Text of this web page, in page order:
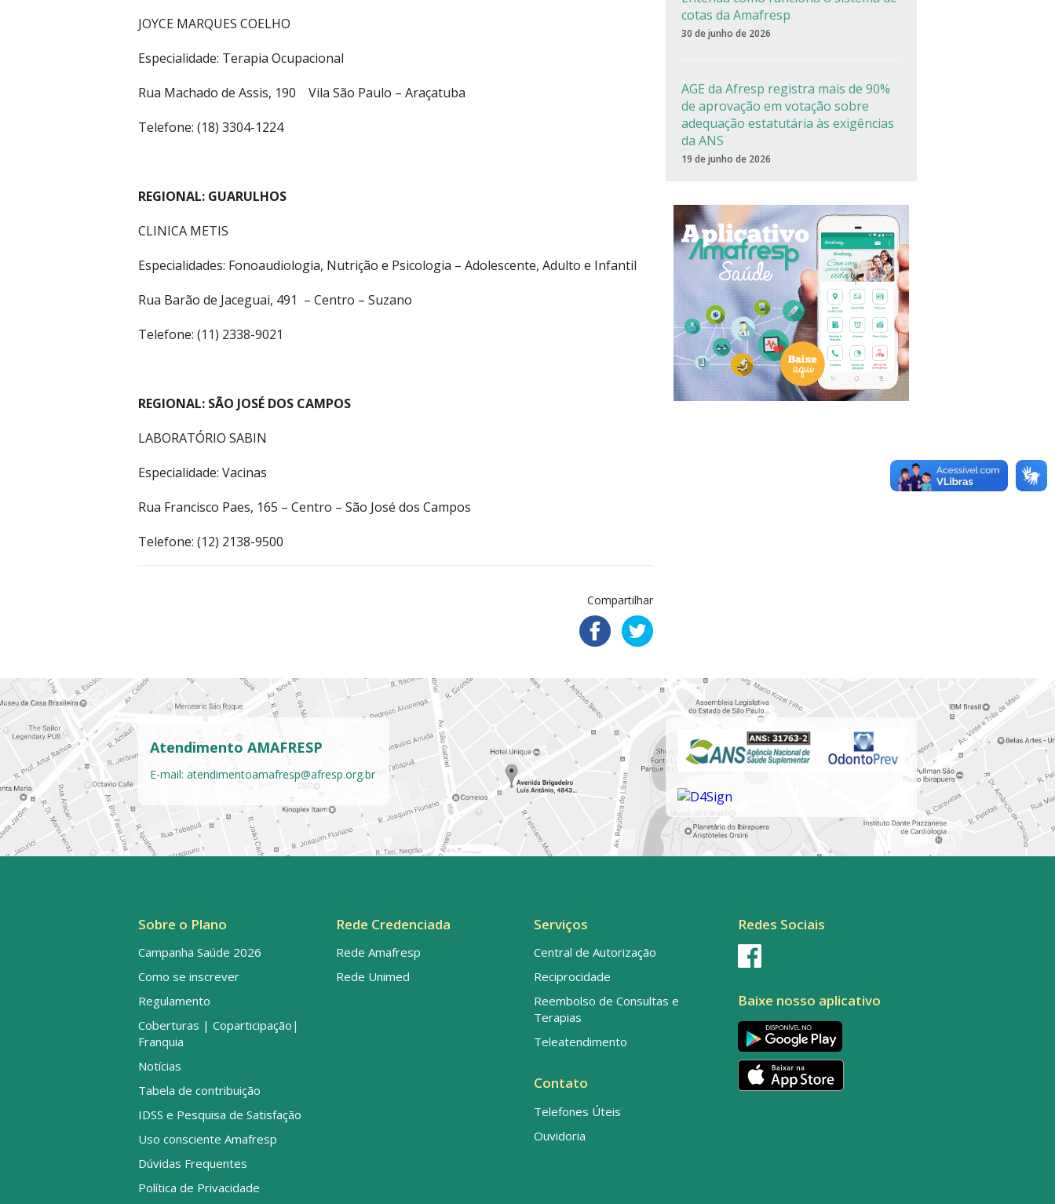
JOYCE MARQUES COELHO
Especialidade: Terapia Ocupacional
Rua Machado de Assis, 190 Vila São Paulo – Araçatuba
Telefone: (18) 3304-1224
REGIONAL: GUARULHOS
CLINICA METIS
Especialidades: Fonoaudiologia, Nutrição e Psicologia – Adolescente, Adulto e Infantil
Rua Barão de Jaceguai, 491 – Centro – Suzano
Telefone: (11) 2338-9021
REGIONAL: SÃO JOSÉ DOS CAMPOS
LABORATÓRIO SABIN
Especialidade: Vacinas
Rua Francisco Paes, 165 – Centro – São José dos Campos
Telefone: (12) 2138-9500
Compartilhar
cotas da Amafresp
30 de junho de 2026
AGE da Afresp registra mais de 90%
de aprovação em votação sobre
adequação estatutária às exigências
da ANS
19 de junho de 2026
Atendimento AMAFRESP
E-mail: atendimentoamafresp@afresp.org.br
Sobre o Plano
Campanha Saúde 2026
Como se inscrever
Regulamento
Coberturas | Coparticipação|
Franquia
Notícias
Tabela de contribuição
IDSS e Pesquisa de Satisfação
Uso consciente Amafresp
Dúvidas Frequentes
Política de Privacidade
Rede Credenciada
Rede Amafresp
Rede Unimed
Serviços
Central de Autorização
Reciprocidade
Reembolso de Consultas e
Terapias
Teleatendimento
Contato
Telefones Úteis
Ouvidoria
Redes Sociais
Baixe nosso aplicativo